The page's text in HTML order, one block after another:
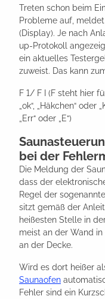
Treten schon beim
Probleme auf,
(Display). Je nach
up-Protokoll
ein aktuelles
zuweist. Das kann
F 1/ F I (F steht hier
„ok“, „Häkchen“ oder
„Err“ oder „E“)
bei der
Die Meldung der
dass der
Regel der
sitzt gemäß der
heißesten Stelle in
meist an der Wand in
an der Decke.
Wird es dort heißer
Saunaofen
Fehler sind ein